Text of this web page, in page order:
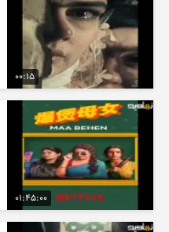
00:15
01:45:00